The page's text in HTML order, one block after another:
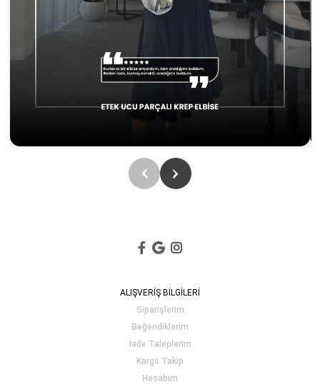
ALIŞVERİŞ BİLGİLERİ
Siparişlerim
Beğendiklerim
İade Taleplerim
Kargo Takip
Hesabım